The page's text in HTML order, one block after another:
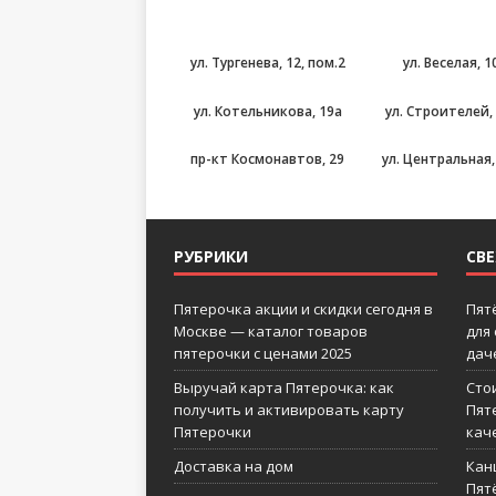
ул. Тургенева, 12, пом.2 ул. Веселая,
ул. Котельникова, 19а ул. Строителей,
пр-кт Космонавтов, 29
ул.
РУБРИКИ
Пятерочка акции и скидки сегодня в
Москве — каталог товаров
пятерочки с ценами 2025
Выручай карта Пятерочка: как
получить и активировать карту
Пятерочки
Доставка на дом
для